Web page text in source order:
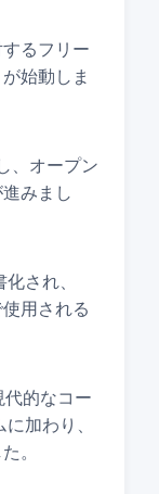
るフリー
始動しま
、オープン
みまし
され、
用される
的なコー
加わり、
。